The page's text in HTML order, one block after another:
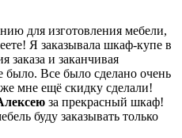
для изготовления мебели,
Я заказывала шкаф-купе в
заказа и заканчивая
Все было сделано очень
мне ещё скидку сделали!
за прекрасный шкаф!
буду заказывать только